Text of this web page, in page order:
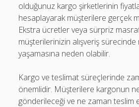
olduğunuz kargo şirketlerinin
hesaplayarak müşterilere gerçek
Ekstra ücretler veya sürpriz
müşterilerinizin alışveriş sürecinde
yaşamasına neden olabilir.
Kargo ve teslimat süreçlerinde
önemlidir. Müşterilere kargonun
gönderileceği ve ne zaman teslim